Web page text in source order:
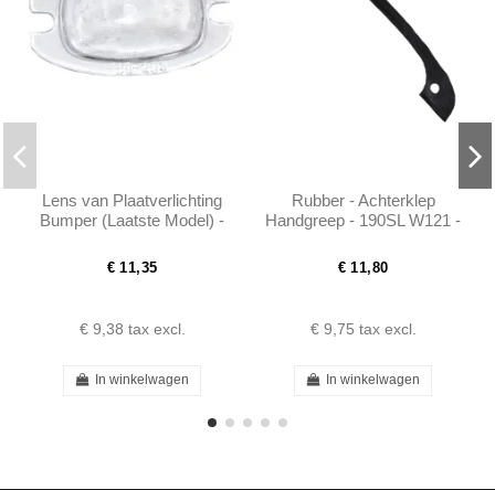
Lens van Plaatverlichting
Bumper (Laatste Model) -
€ 11,35
€ 9,38 tax excl.
In winkelwagen
Rubber - Achterklep
Handgreep - 190SL W121 -
€ 11,80
€ 9,75 tax excl.
In winkelwagen